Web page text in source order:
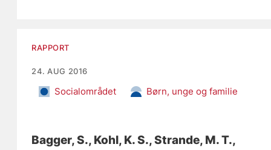
RAPPORT
24. AUG 2016
Socialområdet Børn, unge og familie
Bagger, S., Kohl, K. S., Strande, M. T.,